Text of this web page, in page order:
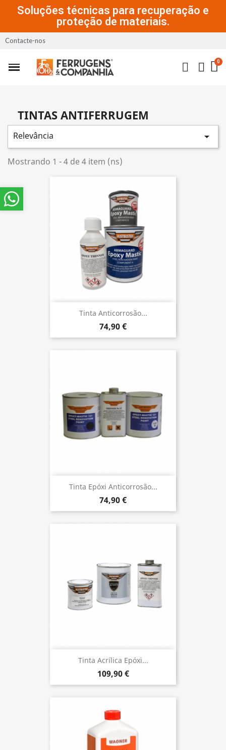
Soluções técnicas para recuperação e
proteção de materiais.
Contacte-nos
TINTAS ANTIFERRUGEM
Relevância 
Mostrando 1 - 4 de 4 item (ns)
Tinta Anticorrosão...
74,90 €
Tinta Epóxi Anticorrosão...
74,90 €
Tinta Acrílica Epóxi...
109,90 €